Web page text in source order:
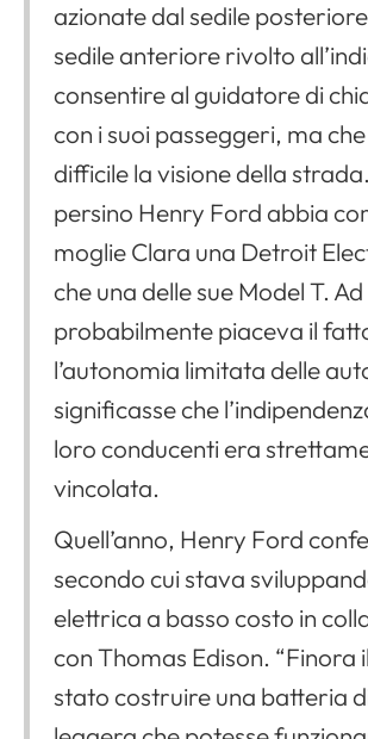
azionate dal sedile
sedile anteriore rivolto
consentire al guidatore di
con i suoi passeggeri, ma
difficile la visione della
persino Henry Ford abbia
moglie Clara una Detroit
che una delle sue Model T.
probabilmente piaceva il
l’autonomia limitata delle
significasse che
loro conducenti era
vincolata.
Quell’anno, Henry Ford
secondo cui stava
elettrica a basso costo in
con Thomas Edison. “Finora
stato costruire una batteria